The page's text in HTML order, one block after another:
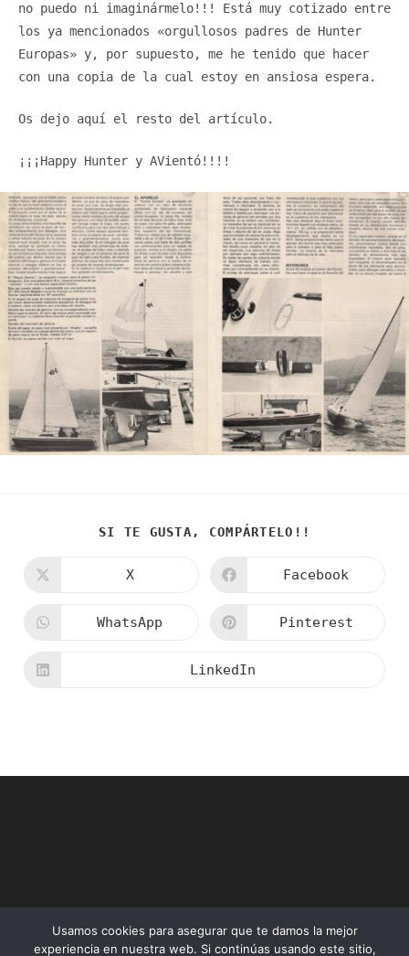
no puedo ni imaginármelo!!! Está muy cotizado entre
los ya mencionados «orgullosos padres de Hunter
Europas» y, por supuesto, me he tenido que hacer
con una copia de la cual estoy en ansiosa espera.
Os dejo aquí el resto del artículo.
¡¡¡Happy Hunter y AVientó!!!!
SI TE GUSTA, COMPÁRTELO!!
CONTENIDO
una
nueva
X
Se
una
nueva
Facebook
Se
WhatsApp
Se
Pinterest
Se
LinkedIn
Usamos cookies para asegurar que te damos la mejor
experiencia en nuestra web. Si continúas usando este sitio,